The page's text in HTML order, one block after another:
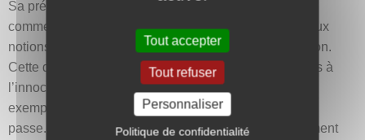
Sa présence dans certains rites funéraires — en Asie
comme en Afrique — montre qu’il peut aussi être lié aux
notions de passage, de fin de cycle et de transformation.
Cette dualité se retrouve dans son association à la fois à
l’innocence et à la vieillesse : les cheveux blancs, par
exemple, évoquent autant la maturité que le temps qui
passe. Dans plusieurs traditions, le blanc peut également
Tout accepter
Tout refuser
Personnaliser
Politique de confidentialité